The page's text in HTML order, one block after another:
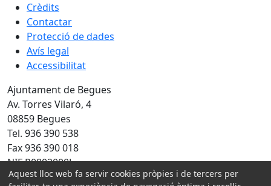
Crèdits
Contactar
Protecció de dades
Avís legal
Accessibilitat
Ajuntament de Begues
Av. Torres Vilaró, 4
08859 Begues
Tel. 936 390 538
Fax 936 390 018
NIF P0802000J
Aquest lloc web fa servir cookies pròpies i de tercers per